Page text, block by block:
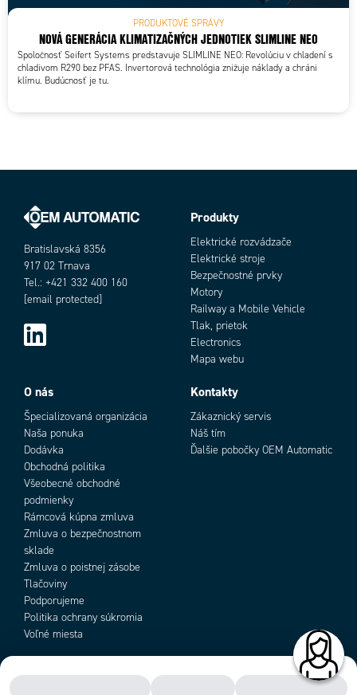
PRODUKTOVÉ SPRÁVY
NOVÁ GENERÁCIA KLIMATIZAČNÝCH JEDNOTIEK SLIMLINE NEO
Spoločnosť Seifert Systems predstavuje SLIMLINE NEO: Revolúciu v chladení s
chladivom R290 bez PFAS. Invertorová technológia znižuje náklady a chráni
klímu. Budúcnosť je tu.
Add to existing cart row
Bratislavská 8356
917 02 Trnava
Tel.: +421 332 400 160
[email protected]
Produkty
Elektrické rozvádzače
Elektrické stroje
Bezpečnostné prvky
Motory
Railway a Mobile Vehicle
Tlak, prietok
Electronics
Mapa webu
O nás
Špecializovaná organizácia
Naša ponuka
Dodávka
Obchodná politika
Všeobecné obchodné
podmienky
Rámcová kúpna zmluva
Zmluva o bezpečnostnom
sklade
Zmluva o poistnej zásobe
Tlačoviny
Podporujeme
Politika ochrany súkromia
Voľné miesta
Kontakty
Zákaznický servis
Náš tím
Ďalšie pobočky OEM Automatic